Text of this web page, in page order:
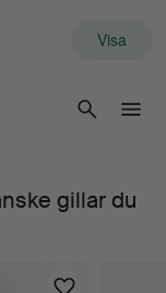
Visa
gillar du